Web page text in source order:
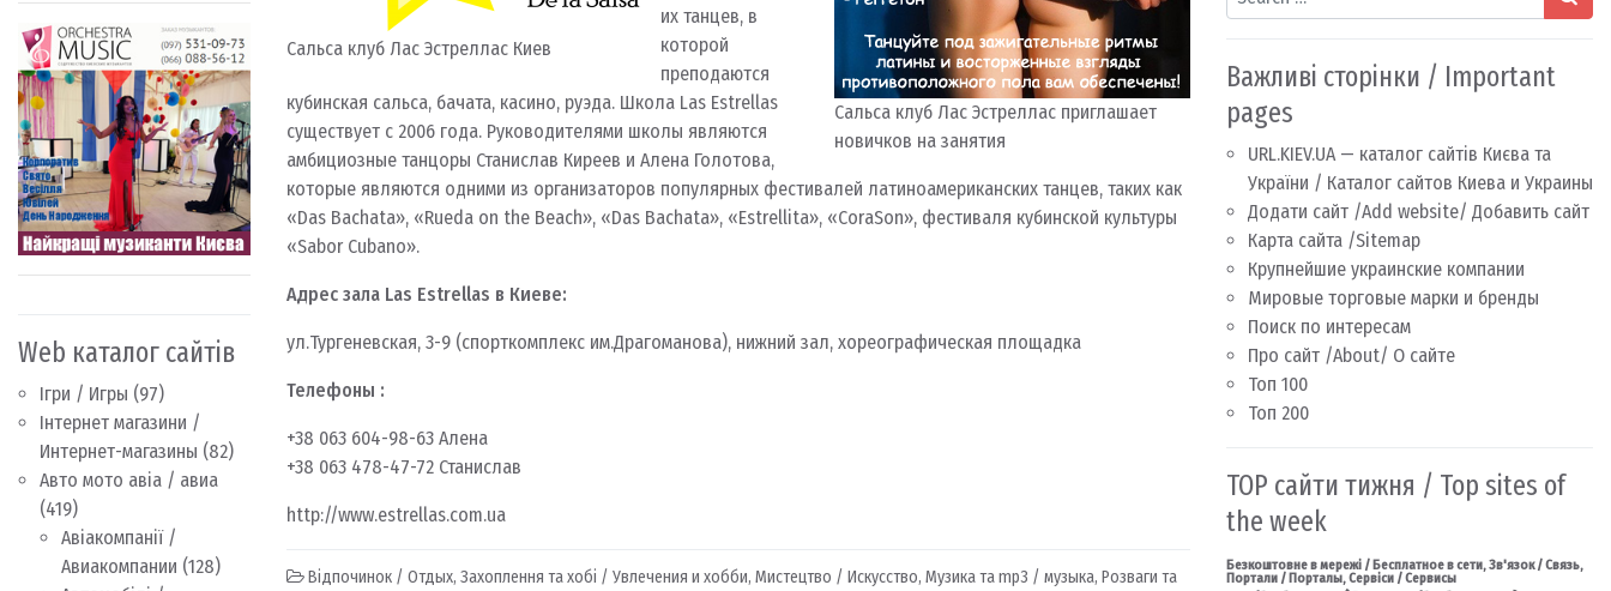
Web каталог сайтів
Ігри / Игры (97)
Інтернет магазини /
Интернет-магазины (82)
Авто мото авіа / авиа
(419)
Авіакомпанії /
Авиакомпании (128)
Сальса клуб Лас Эстреллас Киев
Сальса клуб Лас Эстреллас приглашает
новичков на занятия
их танцев, в
которой
преподаются
кубинская сальса, бачата, касино, руэда. Школа Las Estrellas
существует с 2006 года. Руководителями школы являются
амбициозные танцоры Станислав Киреев и Алена Голотова,
которые являются одними из организаторов популярных фестивалей латиноамериканских танцев, таких как
«Das Bachata», «Rueda on the Beach», «Das Bachata», «Estrellita», «CoraSon», фестиваля кубинской культуры
«Sabor Cubano».
Адрес зала Las Estrellas в Киеве:
ул.Тургеневская, 3-9 (спорткомплекс им.Драгоманова), нижний зал, хореографическая площадка
Телефоны :
+38 063 604-98-63 Алена
+38 063 478-47-72 Станислав
http://www.estrellas.com.ua
Відпочинок / Отдых, Захоплення та хобі / Увлечения и хобби, Мистецтво / Искусство, Музика та mp3 / музыка, Розваги та
Важливі сторінки / Important
pages
URL.KIEV.UA — каталог сайтів Києва та
України / Каталог сайтов Киева и Украины
Додати сайт /Add website/ Добавить сайт
Карта сайта /Sitemap
Крупнейшие украинские компании
Мировые торговые марки и бренды
Поиск по интересам
Про сайт /About/ О сайте
Топ 100
Топ 200
TOP сайти тижня / Top sites of
the week